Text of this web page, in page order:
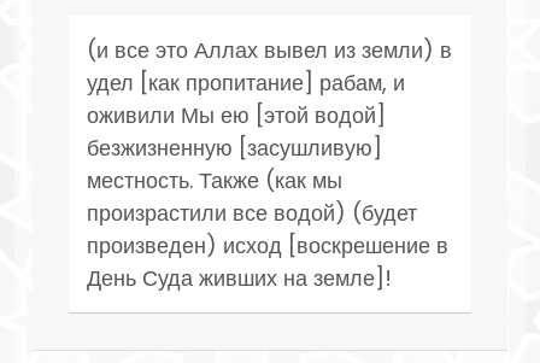
(и все это Аллах вывел из земли) в
удел [как пропитание] рабам, и
оживили Мы ею [этой водой]
безжизненную [засушливую]
местность. Также (как мы
произрастили все водой) (будет
произведен) исход [воскрешение в
День Суда живших на земле]!